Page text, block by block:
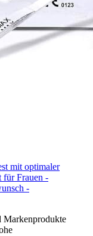
mit optimaler
für Frauen -
-
Markenprodukte